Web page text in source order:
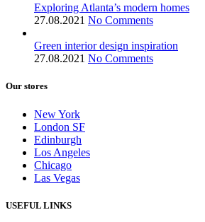
Exploring Atlanta’s modern homes
27.08.2021 No Comments
Green interior design inspiration
27.08.2021 No Comments
Our stores
New York
London SF
Edinburgh
Los Angeles
Chicago
Las Vegas
USEFUL LINKS